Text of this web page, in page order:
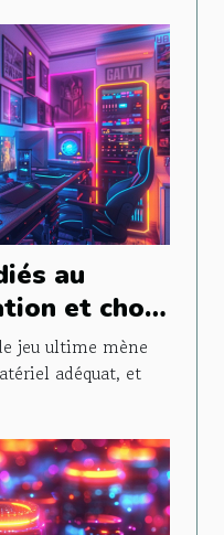
au
et choix
de jeu
jeu ultime mène
adéquat, et